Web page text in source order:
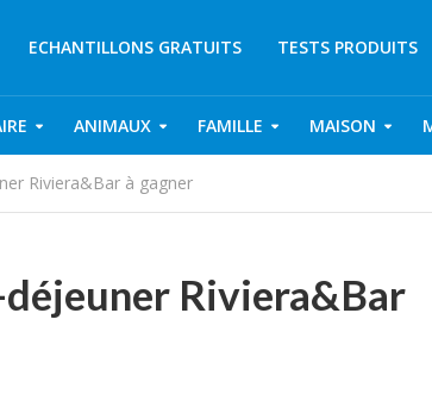
ECHANTILLONS GRATUITS TESTS PRODUITS
ANIMAUX FAMILLE MAISON
Riviera&Bar à gagner
Riviera&Bar